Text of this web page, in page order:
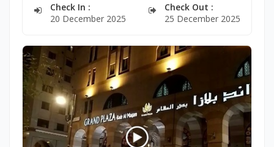
Kamar simpel yang bernuansa cerah dilengkapi
fasilitas untuk pembuat teh dan kopi. Kamar
suite yang elegan memiliki ruang keluarga.
Room service tersedia 24 jam.
Sarapan prasmanan gratis disajikan di restoran
santai. Terdapat juga lounge di lobi yang luas.
Alamat: Dist، 6699 Hamzah Bin Abdulmuttaleb،
Check In :
20 December 2025
Check Out :
25 December 2025